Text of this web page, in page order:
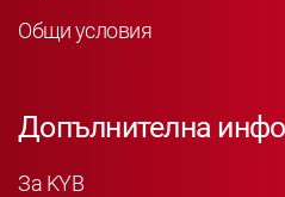
Общи условия
Допълнителна
За KYB